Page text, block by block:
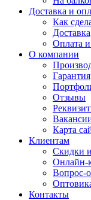
Доставка и
Как
Доставка
Оплата и
О компании
Гарантия
Отзывы
Карта
Клиентам
Скидки
Онлайн-
Вопрос-
Контакты